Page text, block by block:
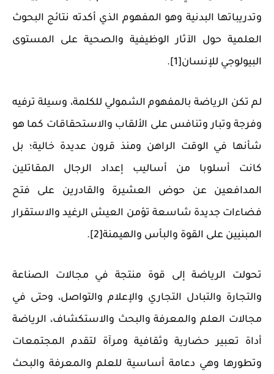
وتدريباتها البدنية وهو المفهوم الذي أكدته نتائج البحوث
العلمية حول الآثار الوظيفية والصحية على المستوى
البيولوجي للإنسان[1].
لم تكن الرياضة بالمفهوم الشمولي للكلمة، وسيلة ترفيه
وفرجة وتبار وتنافس على الألقاب والاستحقاقات كما هو
شأنها في الوقت الراهن ومنذ قرون عديدة خالية؛ بل
كانت أسلوبا من أساليب إعداد الرجال المقاتلين
المدافعين عن حوض العشيرة والقادرين على فتح
فضاءات جديدة شاسعة تؤمن العيش الرغيد والاستقرار
المبنيين على القوة والبأس والهيمنة[2].
تحولت الرياضة إلى قوة منتجة في مجالات الصناعة
والتجارة والتبادل التجاري والإعلام والتواصل، وحتى في
مجالات العلم والمعرفة والبحث والاستكشاف، الرياضة
أداة تعبير حضارية وثقافية ومرآة لتقدم المجتمعات
وتطورها وهي دعامة أساسية للعلم والمعرفة والبحث